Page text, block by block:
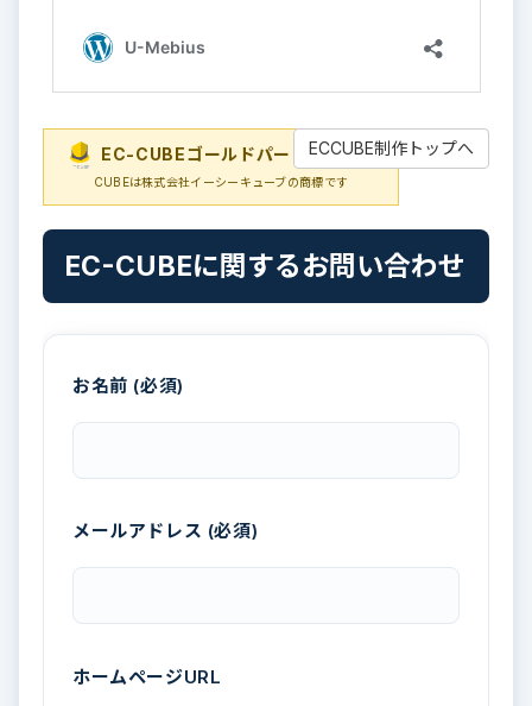
EC-CUBEゴールドパートナーEC-
CUBEは株式会社イーシーキューブの商標です
ECCUBE制作トップへ
EC-CUBEに関するお問い合わせ
お名前 (必須)
メールアドレス (必須)
ホームページURL